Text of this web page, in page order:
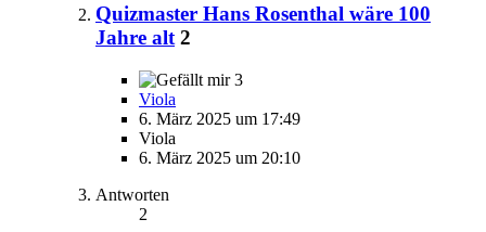
Quizmaster Hans Rosenthal wäre 100
Jahre alt 2
3
Viola
6. März 2025 um 17:49
Viola
6. März 2025 um 20:10
Antworten
2